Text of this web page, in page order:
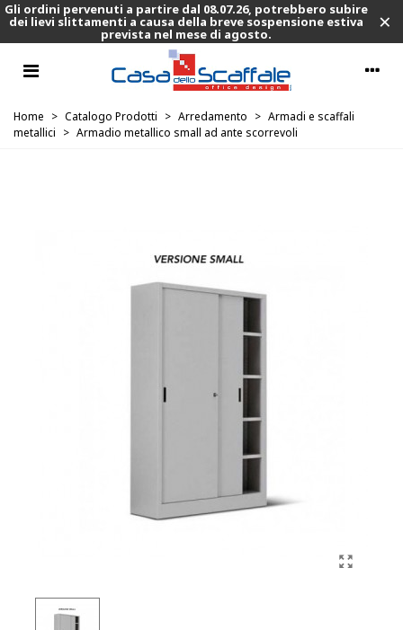
Gli ordini pervenuti a partire dal 08.07.26, potrebbero subire
dei lievi slittamenti a causa della breve sospensione estiva
prevista nel mese di agosto. ×
Home > Catalogo Prodotti > Arredamento > Armadi e scaffali
metallici > Armadio metallico small ad ante scorrevoli